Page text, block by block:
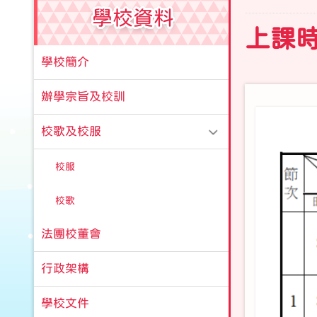
上課
學校資料
學校簡介
辦學宗旨及校訓
校歌及校服
校服
校歌
法團校董會
行政架構
學校文件